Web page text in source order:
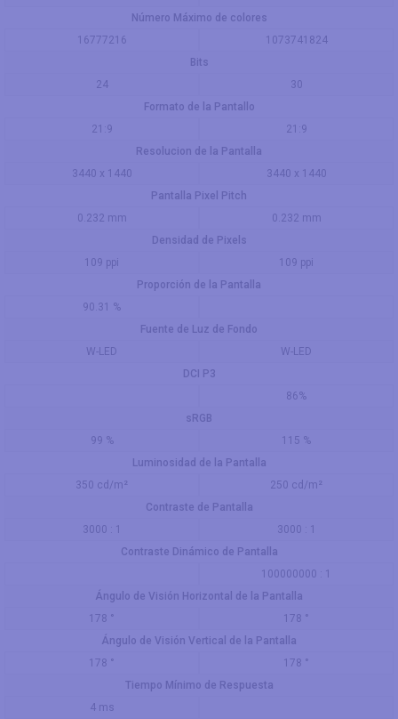
Número Máximo de colores
16777216
1073741824
Bits
24
30
Formato de la Pantallo
21:9
21:9
Resolucion de la Pantalla
3440 x 1440
3440 x 1440
Pantalla Pixel Pitch
0.232 mm
0.232 mm
Densidad de Pixels
109 ppi
109 ppi
Proporción de la Pantalla
90.31 %
Fuente de Luz de Fondo
W-LED
W-LED
DCI P3
86%
sRGB
99 %
115 %
Luminosidad de la Pantalla
350 cd/m²
250 cd/m²
Contraste de Pantalla
3000 : 1
3000 : 1
Contraste Dinámico de Pantalla
100000000 : 1
Ángulo de Visión Horizontal de la Pantalla
178 °
178 °
Ángulo de Visión Vertical de la Pantalla
178 °
178 °
Tiempo Mínimo de Respuesta
4 ms